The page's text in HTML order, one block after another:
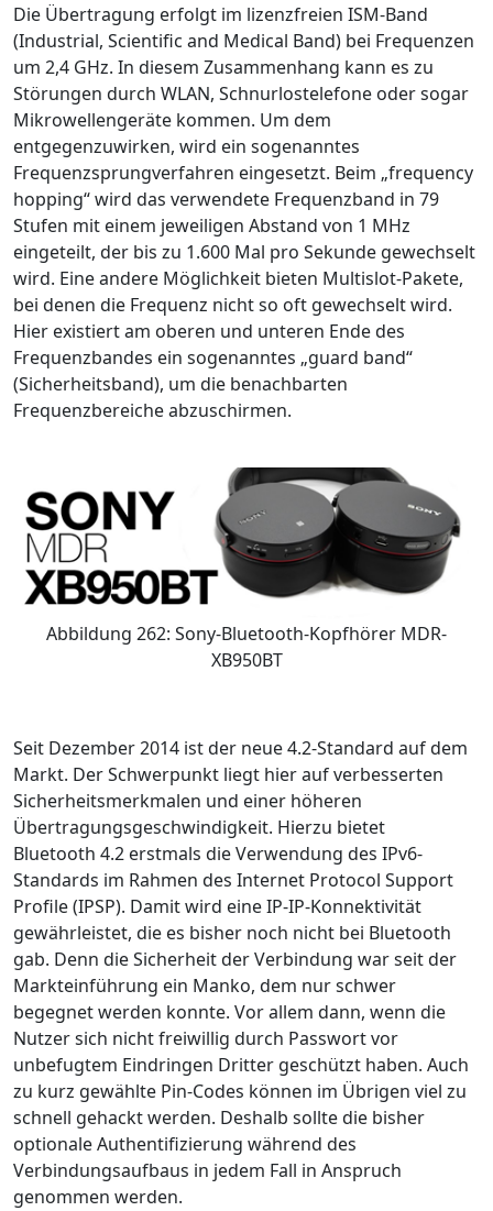
Die Übertragung erfolgt im lizenzfreien ISM-Band
(Industrial, Scientific and Medical Band) bei Frequenzen
um 2,4 GHz. In diesem Zusammenhang kann es zu
Störungen durch WLAN, Schnurlostelefone oder sogar
Mikrowellengeräte kommen. Um dem
entgegenzuwirken, wird ein sogenanntes
Frequenzsprungverfahren eingesetzt. Beim „frequency
hopping“ wird das verwendete Frequenzband in 79
Stufen mit einem jeweiligen Abstand von 1 MHz
eingeteilt, der bis zu 1.600 Mal pro Sekunde gewechselt
wird. Eine andere Möglichkeit bieten Multislot-Pakete,
bei denen die Frequenz nicht so oft gewechselt wird.
Hier existiert am oberen und unteren Ende des
Frequenzbandes ein sogenanntes „guard band“
(Sicherheitsband), um die benachbarten
Frequenzbereiche abzuschirmen.
Abbildung 262: Sony-Bluetooth-Kopfhörer MDR-
XB950BT
Seit Dezember 2014 ist der neue 4.2-Standard auf dem
Markt. Der Schwerpunkt liegt hier auf verbesserten
Sicherheitsmerkmalen und einer höheren
Übertragungsgeschwindigkeit. Hierzu bietet
Bluetooth 4.2 erstmals die Verwendung des IPv6-
Standards im Rahmen des Internet Protocol Support
Profile (IPSP). Damit wird eine IP-IP-Konnektivität
gewährleistet, die es bisher noch nicht bei Bluetooth
gab. Denn die Sicherheit der Verbindung war seit der
Markteinführung ein Manko, dem nur schwer
begegnet werden konnte. Vor allem dann, wenn die
Nutzer sich nicht freiwillig durch Passwort vor
unbefugtem Eindringen Dritter geschützt haben. Auch
zu kurz gewählte Pin-Codes können im Übrigen viel zu
schnell gehackt werden. Deshalb sollte die bisher
optionale Authentifizierung während des
Verbindungsaufbaus in jedem Fall in Anspruch
genommen werden.